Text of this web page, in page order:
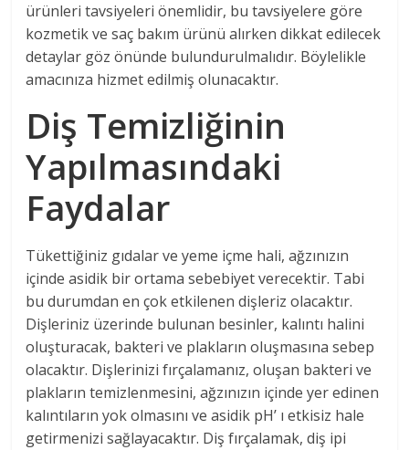
ürünleri tavsiyeleri önemlidir, bu tavsiyelere göre
kozmetik ve saç bakım ürünü alırken dikkat edilecek
detaylar göz önünde bulundurulmalıdır. Böylelikle
amacınıza hizmet edilmiş olunacaktır.
Diş Temizliğinin
Yapılmasındaki
Faydalar
Tükettiğiniz gıdalar ve yeme içme hali, ağzınızın
içinde asidik bir ortama sebebiyet verecektir. Tabi
bu durumdan en çok etkilenen dişleriz olacaktır.
Dişleriniz üzerinde bulunan besinler, kalıntı halini
oluşturacak, bakteri ve plakların oluşmasına sebep
olacaktır. Dişlerinizi fırçalamanız, oluşan bakteri ve
plakların temizlenmesini, ağzınızın içinde yer edinen
kalıntıların yok olmasını ve asidik pH’ ı etkisiz hale
getirmenizi sağlayacaktır. Diş fırçalamak, diş ipi